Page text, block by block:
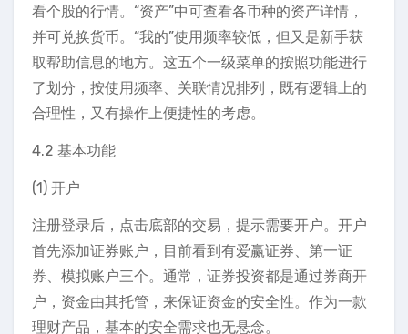
看个股的行情。“资产”中可查看各币种的资产详情，
并可兑换货币。“我的”使用频率较低，但又是新手获
取帮助信息的地方。这五个一级菜单的按照功能进行
了划分，按使用频率、关联情况排列，既有逻辑上的
合理性，又有操作上便捷性的考虑。
4.2 基本功能
(1) 开户
注册登录后，点击底部的交易，提示需要开户。开户
首先添加证券账户，目前看到有爱赢证券、第一证
券、模拟账户三个。通常，证券投资都是通过券商开
户，资金由其托管，来保证资金的安全性。作为一款
理财产品，基本的安全需求也无悬念。